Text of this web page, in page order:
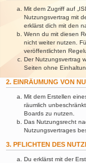
Mit dem Zugriff auf
Nutzungsvertrag mit
erklärst dich mit den
Wenn du mit diesen
nicht weiter nutzen.
veröffentlichten
Der Nutzungsvertrag
Seiten ohne
2. EINRÄUMUNG VON
Mit dem Erstellen
räumlich
Boards zu nutzen.
Das Nutzungsrecht
Nutzungsvertrages
3. PFLICHTEN DES
Du erklärst mit der